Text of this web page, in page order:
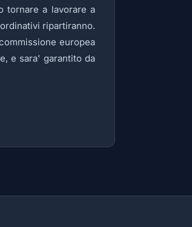
tornare a lavorare a
ripartiranno.
europea
e sara' garantito da